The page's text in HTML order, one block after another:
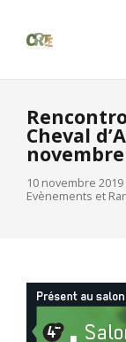
Cheval
novembre
10 novembre 2019
Evènements et